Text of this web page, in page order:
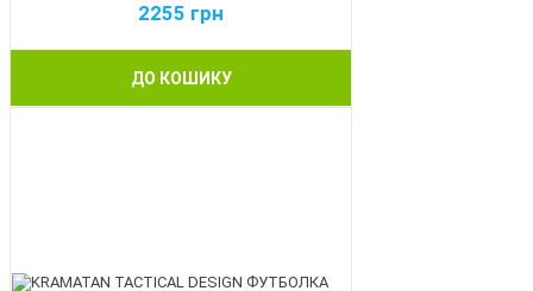
2255 грн
ДО КОШИКУ